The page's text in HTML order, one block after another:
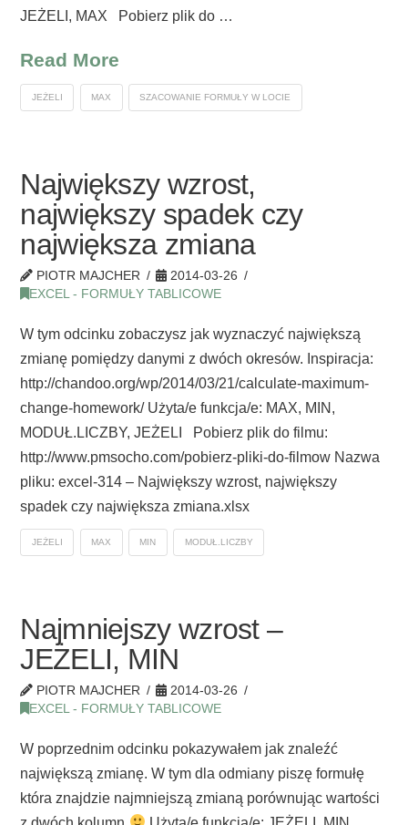
JEŻELI, MAX Pobierz plik do …
Read More
JEŻELI MAX SZACOWANIE FORMUŁY W LOCIE
Największy wzrost,
największy spadek czy
największa zmiana
PIOTR MAJCHER
2014-03-26
EXCEL - FORMUŁY TABLICOWE
W tym odcinku zobaczysz jak wyznaczyć największą
zmianę pomiędzy danymi z dwóch okresów. Inspiracja:
http://chandoo.org/wp/2014/03/21/calculate-maximum-
change-homework/ Użyta/e funkcja/e: MAX, MIN,
MODUŁ.LICZBY, JEŻELI Pobierz plik do filmu:
http://www.pmsocho.com/pobierz-pliki-do-filmow Nazwa
pliku: excel-314 – Największy wzrost, największy
spadek czy największa zmiana.xlsx
JEŻELI MAX MIN MODUŁ.LICZBY
Najmniejszy wzrost –
JEŻELI, MIN
PIOTR MAJCHER
2014-03-26
EXCEL - FORMUŁY TABLICOWE
W poprzednim odcinku pokazywałem jak znaleźć
największą zmianę. W tym dla odmiany piszę formułę
która znajdzie najmniejszą zmianą porównując wartości